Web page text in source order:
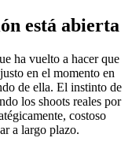
está abierta
ha vuelto a hacer que
en el momento en
de ella. El instinto de
los shoots reales por
costoso
a largo plazo.